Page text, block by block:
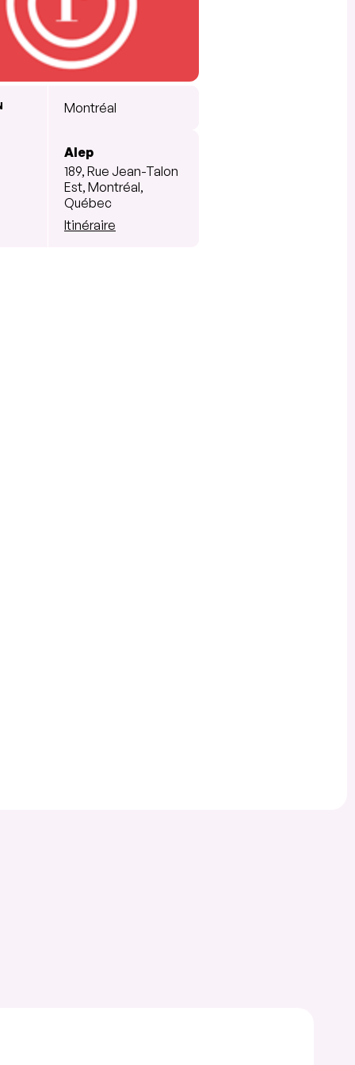
Montréal
Alep
189, Rue Jean-Talon
Est, Montréal,
Québec
Itinéraire